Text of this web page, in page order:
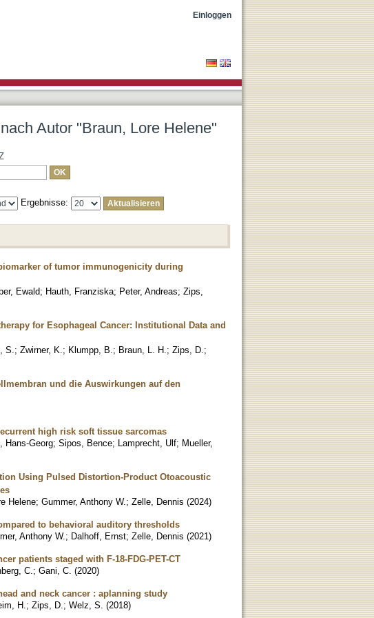
Einloggen
Autor "Braun, Lore Helene"
Ergebnisse:
of tumor immunogenicity during
Ewald; Hauth, Franziska; Peter, Andreas; Zips,
for Esophageal Cancer: Institutional Data and
S. ; Zwirner, K. ; Klumpp, B. ; Braun, L. H. ; Zips, D. ;
und die Auswirkungen auf den
high risk soft tissue sarcomas
Hans-Georg; Sipos, Bence; Lamprecht, Ulf; Mueller,
Using Pulsed Distortion-Product Otoacoustic
Helene; Gummer, Anthony W. ; Zelle, Dennis (2024)
to behavioral auditory thresholds
Anthony W. ; Dalhoff, Ernst; Zelle, Dennis (2021)
patients staged with F-18-FDG-PET-CT
C. ; Gani, C. (2020)
and neck cancer : aplanning study
H. ; Zips, D. ; Welz, S. (2018)